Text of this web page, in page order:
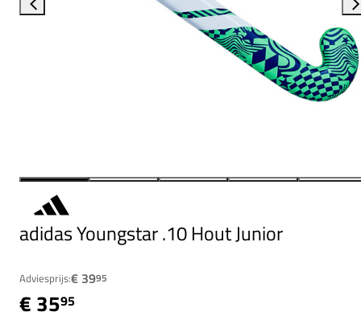
adidas Youngstar .10 Hout Junior
Adviesprijs:€ 3995
€ 3595